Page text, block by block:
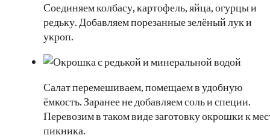
Соединяем колбасу, картофель, яйца, огурцы и
редьку. Добавляем порезанные зелёный лук и
укроп.
Салат перемешиваем, помещаем в удобную
ёмкость. Заранее не добавляем соль и специи.
Перевозим в таком виде заготовку окрошки к
пикника.